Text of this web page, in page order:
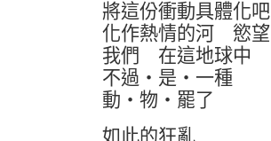
將這份衝動具體化吧
化作熱情的河 慾
我們 在這地球中
不過‧是‧一種
動‧物‧罷了
如此的狂亂